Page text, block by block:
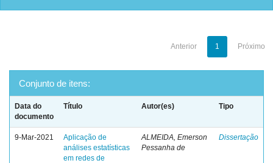
Anterior 1 Próximo
Conjunto de itens:
Data do
documento
Título Autor(es) Tipo
9-Mar-2021
Aplicação de
análises estatísticas
em redes de
ALMEIDA, Emerson
Pessanha de
Dissertação